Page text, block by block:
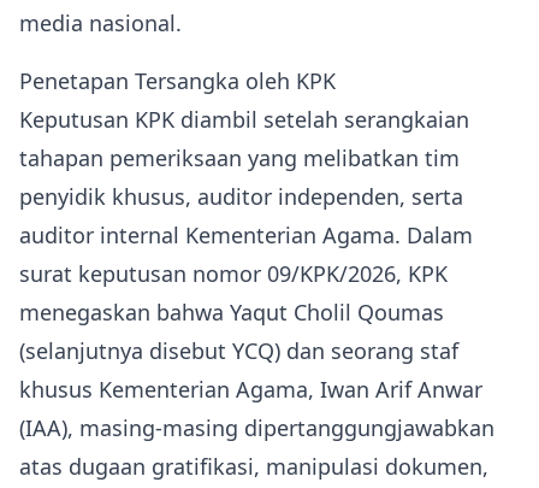
media nasional.
Penetapan Tersangka oleh KPK
Keputusan KPK diambil setelah serangkaian
tahapan pemeriksaan yang melibatkan tim
penyidik khusus, auditor independen, serta
auditor internal Kementerian Agama. Dalam
surat keputusan nomor 09/KPK/2026, KPK
menegaskan bahwa Yaqut Cholil Qoumas
(selanjutnya disebut YCQ) dan seorang staf
khusus Kementerian Agama, Iwan Arif Anwar
(IAA), masing-masing dipertanggungjawabkan
atas dugaan gratifikasi, manipulasi dokumen,